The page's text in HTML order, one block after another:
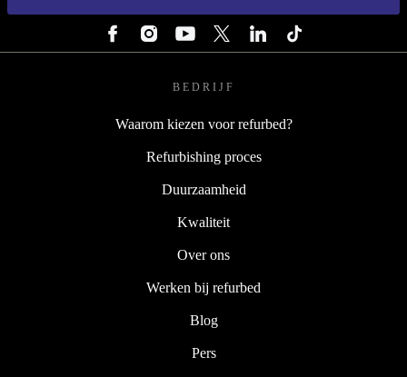
BEDRIJF
Waarom kiezen voor refurbed?
Refurbishing proces
Duurzaamheid
Kwaliteit
Over ons
Werken bij refurbed
Blog
Pers